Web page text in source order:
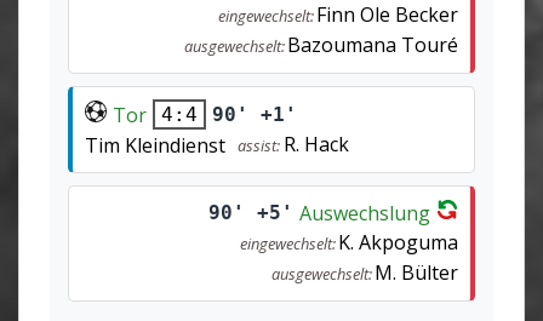
eingewechselt:Finn Ole Becker
ausgewechselt:Bazoumana Touré
Tor 4:4 90' +1'
Tim Kleindienst assist: R. Hack
90' +5' Auswechslung
eingewechselt:K. Akpoguma
ausgewechselt:M. Bülter